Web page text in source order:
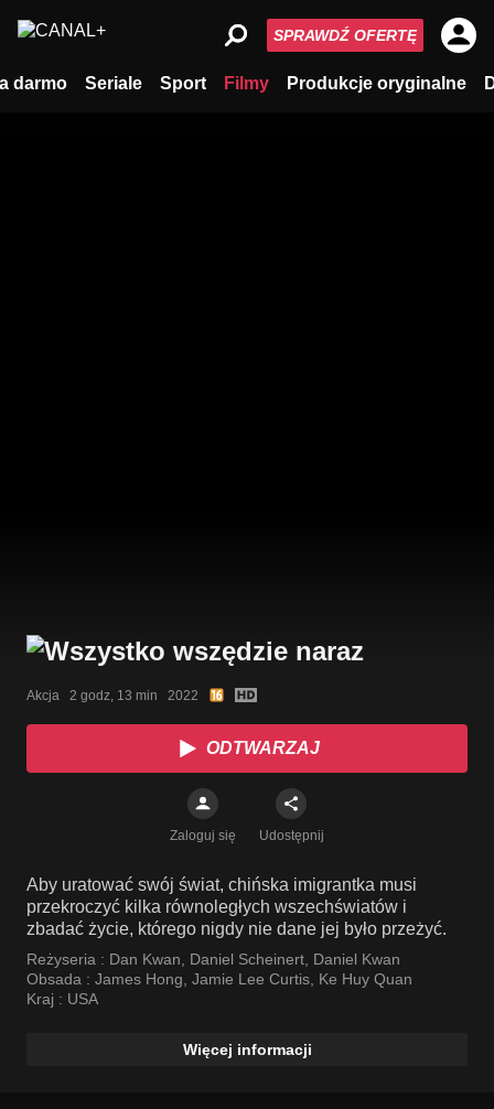
darmo Seriale Sport Filmy Produkcje oryginalne
SPRAWDŹ OFERTĘ
Akcja   2 godz, 13 min   2022
ODTWARZAJ
Zaloguj się Udostępnij
Aby uratować swój świat, chińska imigrantka musi
przekroczyć kilka równoległych wszechświatów i
zbadać życie, którego nigdy nie dane jej było przeżyć.
Reżyseria : Dan Kwan, Daniel Scheinert, Daniel Kwan
Obsada : James Hong, Jamie Lee Curtis, Ke Huy Quan
Kraj : USA
Więcej informacji